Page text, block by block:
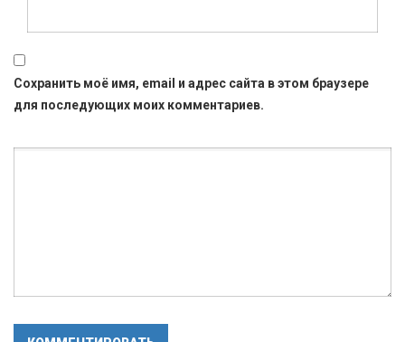
Сохранить моё имя, email и адрес сайта в этом браузере
для последующих моих комментариев.